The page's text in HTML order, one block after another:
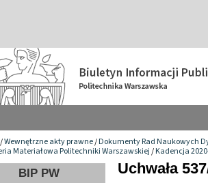
/Wewnętrzne akty prawne/Dokumenty Rad Naukowych
Materiałowa Politechniki Warszawskiej/Kadencja
BIP PW Uchwała